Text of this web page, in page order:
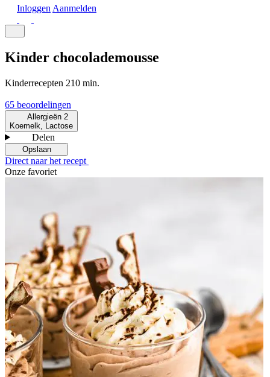
Inloggen Aanmelden
Kinder chocolademousse
Kinderrecepten 210 min.
65 beoordelingen
Allergieën 2
Koemelk, Lactose
Delen
Opslaan
Direct naar het recept
Onze favoriet